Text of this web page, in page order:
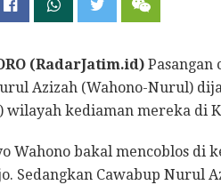
(RadarJatim.id)
Azizah (Wahono-Nurul)
wilayah kediaman mereka di
Wahono bakal mencoblos di
Sedangkan Cawabup Nurul